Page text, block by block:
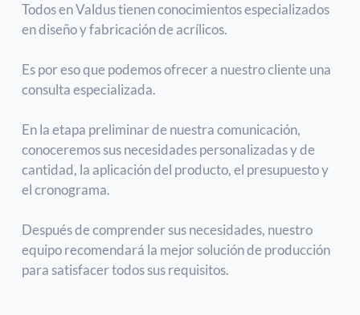
Todos en Valdus tienen conocimientos especializados
en diseño y fabricación de acrílicos.
Es por eso que podemos ofrecer a nuestro cliente una
consulta especializada.
En la etapa preliminar de nuestra comunicación,
conoceremos sus necesidades personalizadas y de
cantidad, la aplicación del producto, el presupuesto y
el cronograma.
Después de comprender sus necesidades, nuestro
equipo recomendará la mejor solución de producción
para satisfacer todos sus requisitos.